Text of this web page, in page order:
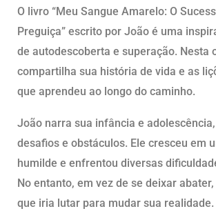
O livro “Meu Sangue Amarelo: O
Preguiça” escrito por João é uma
de autodescoberta e superação. Nesta
compartilha sua história de vida e as
que aprendeu ao longo do caminho.
João narra sua infância e
desafios e obstáculos. Ele cresceu em
humilde e enfrentou diversas
No entanto, em vez de se deixar
que iria lutar para mudar sua realidade.